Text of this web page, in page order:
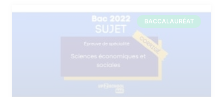
BACCALAURÉAT